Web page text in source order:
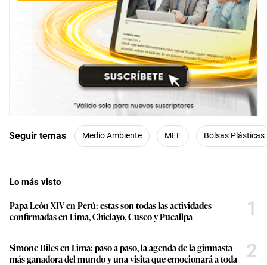
Seguir temas Medio Ambiente MEF Bolsas Plásticas
Lo más visto
Papa León XIV en Perú: estas son todas las actividades
confirmadas en Lima, Chiclayo, Cusco y Pucallpa
1
Simone Biles en Lima: paso a paso, la agenda de la gimnasta
más ganadora del mundo y una visita que emocionará a toda
2